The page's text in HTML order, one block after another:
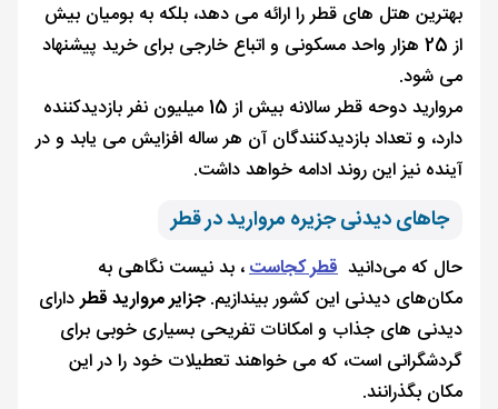
بهترین هتل های قطر را ارائه می دهد، بلکه به بومیان بیش
از 25 هزار واحد مسکونی و اتباع خارجی برای خرید پیشنهاد
می شود.
مروارید دوحه قطر سالانه بیش از 15 میلیون نفر بازدیدکننده
دارد، و تعداد بازدیدکنندگان آن هر ساله افزایش می یابد و در
آینده نیز این روند ادامه خواهد داشت.
جاهای دیدنی جزیره مروارید در قطر
حال که می‌دانید قطر کجاست، بد نیست نگاهی به
مکان‌های دیدنی این کشور بیندازیم.جزایر مروارید قطردارای
دیدنی های جذاب و امکانات تفریحی بسیاری خوبی برای
گردشگرانی است، که می خواهند تعطیلات خود را در این
مکان بگذرانند.